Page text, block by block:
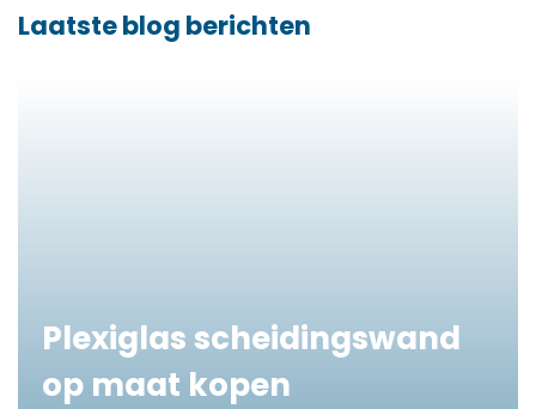
Laatste blog berichten
Plexiglas scheidingswand
op maat kopen